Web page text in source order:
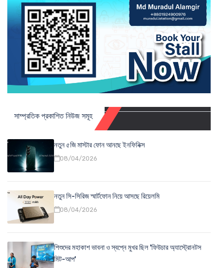
সাম্প্রতিক প্রকাশিত নিউজ সমূহ
নতুন ৫জি মাস্টার ফোন আনছে ইনফিনিক্স
08/04/2026
নতুন সি-সিরিজ স্মার্টফোন নিয়ে আসছে রিয়েলমি
08/04/2026
শিশুদের মহাকাশ ভাবনা ও স্বপ্নে মুখর ছিল 'ফিউচার অ্যাস্ট্রোনটস
মিট-আপ'